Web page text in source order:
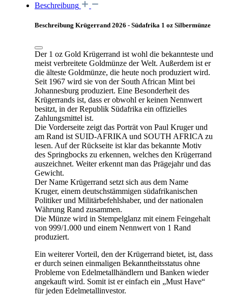
Beschreibung
Beschreibung Krügerrand 2026 - Südafrika 1 oz Silbermünze
Der 1 oz Gold Krügerrand ist wohl die bekannteste und
meist verbreitete Goldmünze der Welt. Außerdem ist er
die älteste Goldmünze, die heute noch produziert wird.
Seit 1967 wird sie von der South African Mint bei
Johannesburg produziert. Eine Besonderheit des
Krügerrands ist, dass er obwohl er keinen Nennwert
besitzt, in der Republik Südafrika ein offizielles
Zahlungsmittel ist.
Die Vorderseite zeigt das Porträt von Paul Kruger und
am Rand ist SUID-AFRIKA und SOUTH AFRICA zu
lesen. Auf der Rückseite ist klar das bekannte Motiv
des Springbocks zu erkennen, welches den Krügerrand
auszeichnet. Weiter erkennt man das Prägejahr und das
Gewicht.
Der Name Krügerrand setzt sich aus dem Name
Kruger, einem deutschstämmigen südafrikanischen
Politiker und Militärbefehlshaber, und der nationalen
Währung Rand zusammen.
Die Münze wird in Stempelglanz mit einem Feingehalt
von 999/1.000 und einem Nennwert von 1 Rand
produziert.
Ein weiterer Vorteil, den der Krügerrand bietet, ist, dass
er durch seinen einmaligen Bekanntheitsstatus ohne
Probleme von Edelmetallhändlern und Banken wieder
angekauft wird. Somit ist er einfach ein „Must Have“
für jeden Edelmetallinvestor.